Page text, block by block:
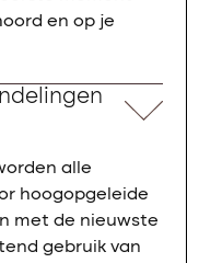
en op je
alle
hoogopgeleide
met de nieuwste
gebruik van